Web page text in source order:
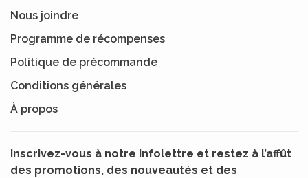
Nous joindre
Programme de récompenses
Politique de précommande
Conditions générales
À propos
Inscrivez-vous à notre infolettre et restez à l’affût
des promotions, des nouveautés et des